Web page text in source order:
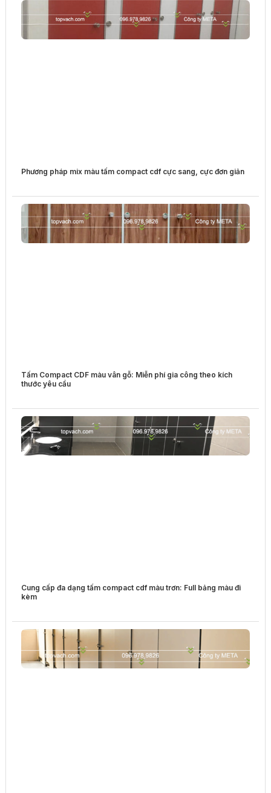
Phương pháp mix màu tấm compact cdf cực sang, cực đơn giản
Tấm Compact CDF màu vân gỗ: Miễn phí gia công theo kích
thước yêu cầu
Cung cấp đa dạng tấm compact cdf màu trơn: Full bảng màu đi
kèm